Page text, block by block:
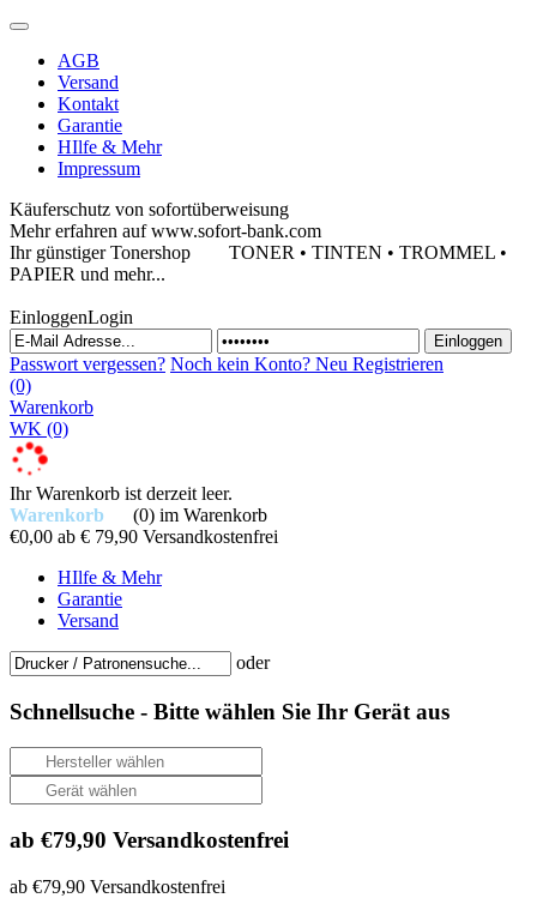
AGB
Versand
Kontakt
Garantie
HIlfe & Mehr
Impressum
Käuferschutz von sofortüberweisung
Mehr erfahren auf www.sofort-bank.com
Ihr günstiger Tonershop TONER • TINTEN • TROMMEL •
PAPIER und mehr...
EinloggenLogin
Passwort vergessen? Noch kein Konto? Neu Registrieren
(0)
Warenkorb
WK (0)
Ihr Warenkorb ist derzeit leer.
Warenkorb
(0) im Warenkorb
€0,00 ab € 79,90 Versandkostenfrei
HIlfe & Mehr
Garantie
Versand
oder
Schnellsuche - Bitte wählen Sie Ihr Gerät aus
ab €79,90 Versandkostenfrei
ab €79,90 Versandkostenfrei